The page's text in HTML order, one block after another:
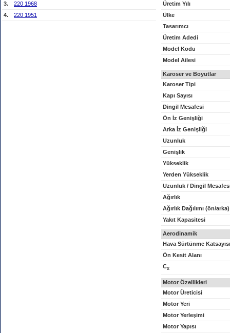
3.
220 1968
4.
220 1951
Üretim Yılı
Ülke
Tasarımcı
Üretim Adedi
Model Kodu
Model Ailesi
Karoser ve Boyutlar
Karoser Tipi
Kapı Sayısı
Dingil Mesafesi
Ön İz Genişliği
Arka İz Genişliği
Uzunluk
Genişlik
Yükseklik
Yerden Yükseklik
Uzunluk / Dingil
Ağırlık
Ağırlık Dağılımı (ön/arka)
Yakıt Kapasitesi
Aerodinamik
Hava Sürtünme Katsayısı
Ön Kesit Alanı
Cx
Motor Özellikleri
Motor Üreticisi
Motor Yeri
Motor Yerleşimi
Motor Yapısı